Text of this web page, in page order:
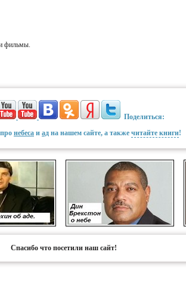
фильмы.
Поделиться:
небеса и ад на нашем сайте, а также читайте книги!
Спасибо что посетили наш сайт!